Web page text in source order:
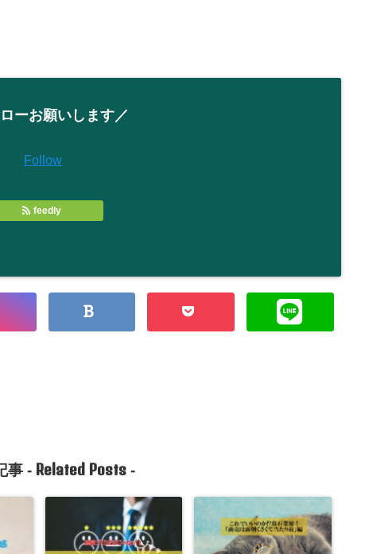
ーお願いします／
Follow
feedly
事 - Related Posts-